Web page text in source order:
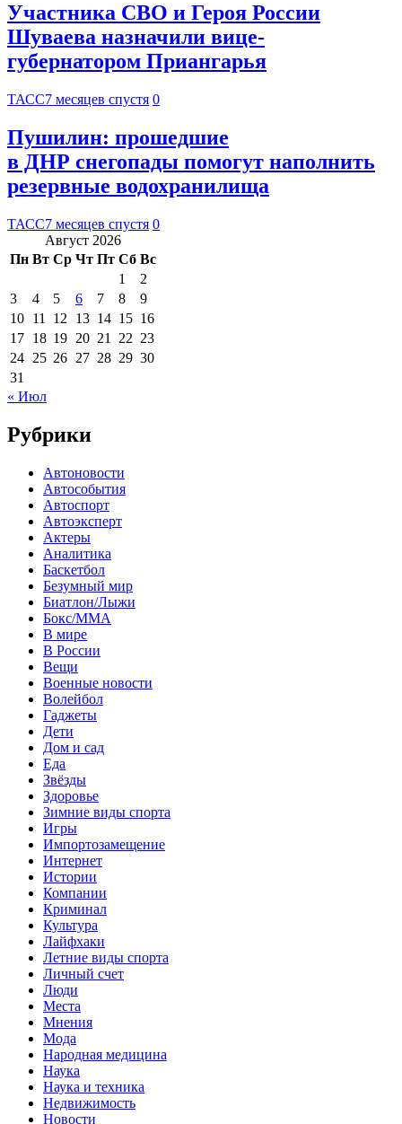
Участника СВО и Героя России
Шуваева назначили вице-
губернатором Приангарья
ТАСС7 месяцев спустя 0
Пушилин: прошедшие
в ДНР снегопады помогут наполнить
резервные водохранилища
ТАСС7 месяцев спустя 0
Август 2026
Пн Вт Ср Чт Пт Сб Вс
1
2
3
4 5 6 7 8
9
10 11 12 13 14 15 16
17 18 19 20 21 22 23
24 25 26 27 28 29 30
31
« Июл
Рубрики
Автоновости
Автособытия
Автоспорт
Автоэксперт
Актеры
Аналитика
Баскетбол
Безумный мир
Биатлон/Лыжи
Бокс/MMA
В мире
В России
Вещи
Военные новости
Волейбол
Гаджеты
Дети
Дом и сад
Еда
Звёзды
Здоровье
Зимние виды спорта
Игры
Импортозамещение
Интернет
Истории
Компании
Криминал
Культура
Лайфхаки
Летние виды спорта
Личный счет
Люди
Места
Мнения
Мода
Народная медицина
Наука
Наука и техника
Недвижимость
Новости